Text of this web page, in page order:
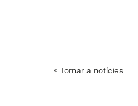
< Tornar a notícies